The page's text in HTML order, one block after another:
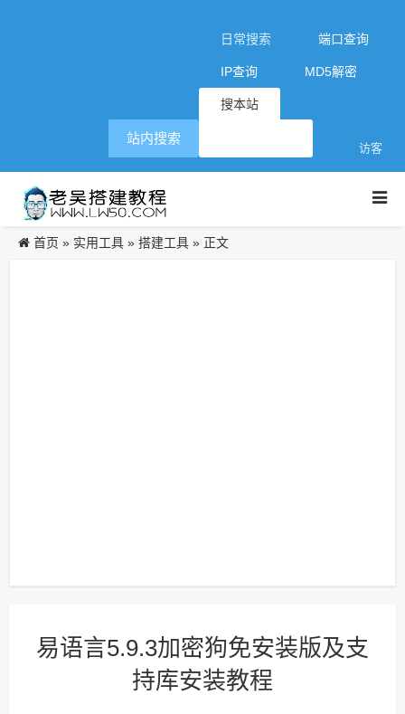
日常搜索 端口查询
IP查询 MD5解密
搜本站
访客
站内搜索
首页 » 实用工具 » 搭建工具 » 正文
易语言5.9.3加密狗免安装版及支
持库安装教程